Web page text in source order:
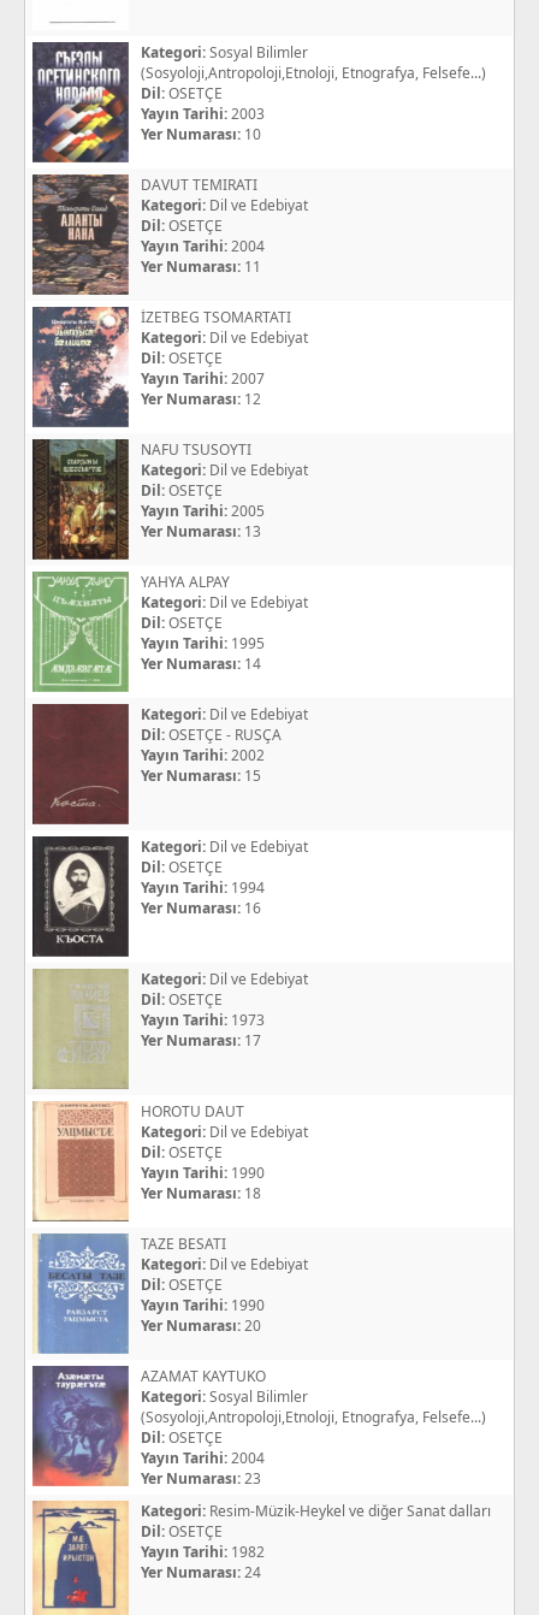
Kategori:Sosyal Bilimler
(Sosyoloji,Antropoloji,Etnoloji, Etnografya, Felsefe...)
Dil:OSETÇE
Yayın Tarihi:2003
Yer Numarası: 10
DAVUT TEMIRATI
Kategori: Dil ve Edebiyat
Dil:OSETÇE
Yayın Tarihi:2004
Yer Numarası: 11
İZETBEG TSOMARTATI
Kategori: Dil ve Edebiyat
Dil:OSETÇE
Yayın Tarihi:2007
Yer Numarası: 12
NAFU TSUSOYTI
Kategori: Dil ve Edebiyat
Dil:OSETÇE
Yayın Tarihi:2005
Yer Numarası: 13
YAHYA ALPAY
Kategori: Dil ve Edebiyat
Dil:OSETÇE
Yayın Tarihi: 1995
Yer Numarası: 14
Kategori: Dil ve Edebiyat
Dil:OSETÇE - RUSÇA
Yayın Tarihi:2002
Yer Numarası: 15
Kategori: Dil ve Edebiyat
Dil:OSETÇE
Yayın Tarihi: 1994
Yer Numarası: 16
Kategori: Dil ve Edebiyat
Dil:OSETÇE
Yayın Tarihi: 1973
Yer Numarası: 17
HOROTU DAUT
Kategori: Dil ve Edebiyat
Dil:OSETÇE
Yayın Tarihi: 1990
Yer Numarası: 18
TAZE BESATI
Kategori: Dil ve Edebiyat
Dil:OSETÇE
Yayın Tarihi: 1990
Yer Numarası:20
AZAMAT KAYTUKO
Kategori:Sosyal Bilimler
(Sosyoloji,Antropoloji,Etnoloji, Etnografya, Felsefe...)
Dil:OSETÇE
Yayın Tarihi:2004
Yer Numarası:23
Kategori: Resim-Müzik-Heykel ve diğer Sanat dalları
Dil:OSETÇE
Yayın Tarihi: 1982
Yer Numarası:24